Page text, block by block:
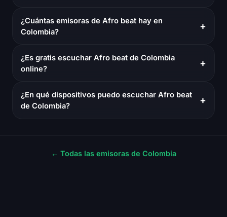
¿Cuántas emisoras de Afro beat hay en
Colombia?
+
¿Es gratis escuchar Afro beat de Colombia
online?
+
¿En qué dispositivos puedo escuchar Afro beat
de Colombia?
+
← Todas las emisoras de Colombia